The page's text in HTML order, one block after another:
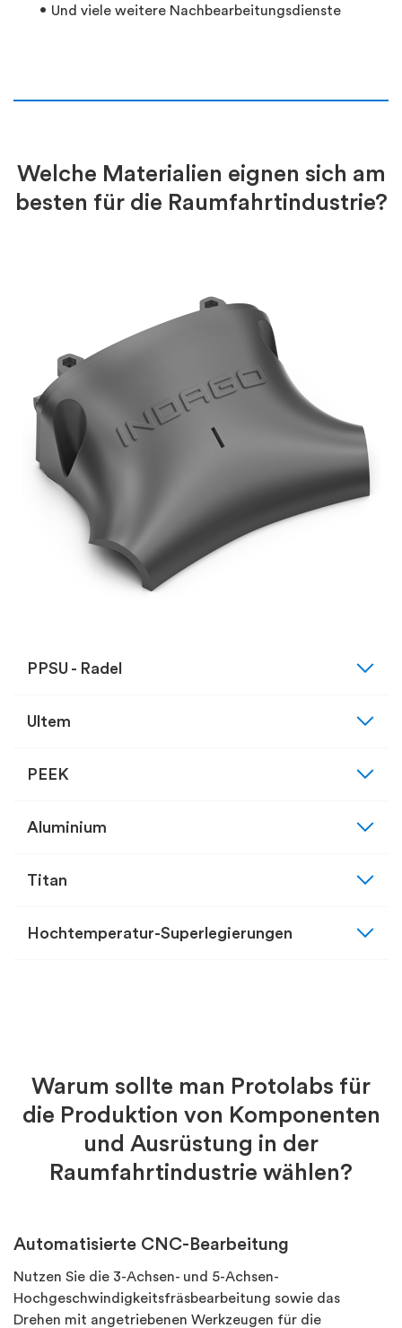
Und viele weitere Nachbearbeitungsdienste
Welche Materialien eignen sich am
besten für die Raumfahrtindustrie?
PPSU - Radel expand_more
Ultem expand_more
PEEK expand_more
Aluminium expand_more
Titan expand_more
Hochtemperatur-Superlegierungen expand_more
Warum sollte man Protolabs für
die Produktion von Komponenten
und Ausrüstung in der
Raumfahrtindustrie wählen?
Automatisierte CNC-Bearbeitung
Nutzen Sie die 3-Achsen- und 5-Achsen-
Hochgeschwindigkeitsfräsbearbeitung sowie das
Drehen mit angetriebenen Werkzeugen für die